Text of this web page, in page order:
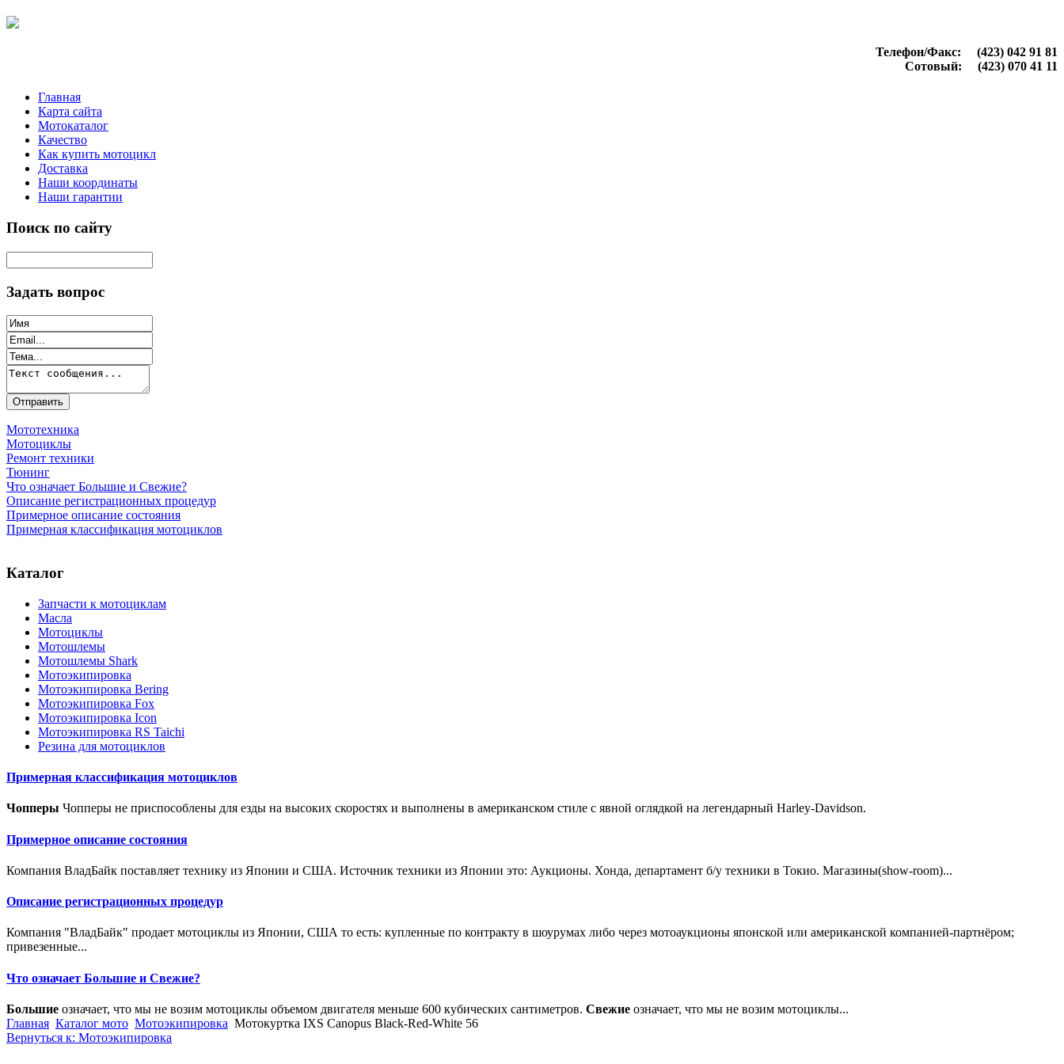
Телефон/Факс: (423) 042 91 81
Сотовый: (423) 070 41 11
Главная
Карта сайта
Мотокаталог
Качество
Как купить мотоцикл
Доставка
Наши координаты
Наши гарантии
Поиск по сайту
Задать вопрос
Мототехника
Мотоциклы
Ремонт техники
Тюнинг
Что означает Большие и Свежие?
Описание регистрационных процедур
Примерное описание состояния
Примерная классификация мотоциклов
Каталог
Запчасти к мотоциклам
Масла
Мотоциклы
Мотошлемы
Мотошлемы Shark
Мотоэкипировка
Мотоэкипировка Bering
Мотоэкипировка Fox
Мотоэкипировка Icon
Мотоэкипировка RS Taichi
Резина для мотоциклов
Примерная классификация мотоциклов
Чопперы Чопперы не приспособлены для езды на высоких скоростях и выполнены в американском стиле с явной оглядкой на легендарный Harley-Davidson.
Примерное описание состояния
Компания ВладБайк поставляет технику из Японии и США. Источник техники из Японии это: Аукционы. Хонда, департамент б/у техники в Токио. Магазины(show-room)...
Описание регистрационных процедур
Компания "ВладБайк" продает мотоциклы из Японии, США то есть: купленные по контракту в шоурумах либо через мотоаукционы японской или американской компанией-партнёром;
привезенные...
Что означает Большие и Свежие?
Большие означает, что мы не возим мотоциклы объемом двигателя меньше 600 кубических сантиметров. Свежие означает, что мы не возим мотоциклы...
Главная Каталог мото Мотоэкипировка Мотокуртка IXS Canopus Black-Red-White 56
Вернуться к: Мотоэкипировка